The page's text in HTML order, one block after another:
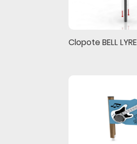
Clopote BELL LYRE